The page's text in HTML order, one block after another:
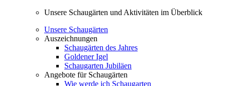
Unsere Schaugärten und Aktivitäten im Überblick
Unsere Schaugärten
Auszeichnungen
Schaugärten des Jahres
Goldener Igel
Schaugarten Jubiläen
Angebote für Schaugärten
Wie werde ich Schaugarten